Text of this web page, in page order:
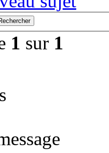
1 sur 1